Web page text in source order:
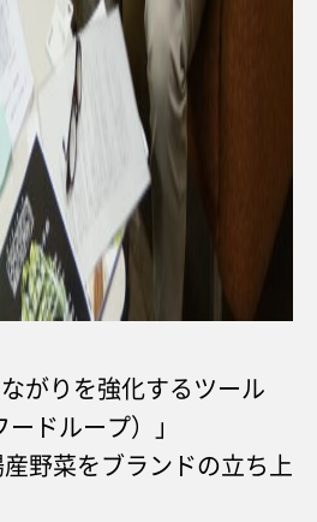
がりを強化するツール
ドループ）」
野菜をブランドの立ち上